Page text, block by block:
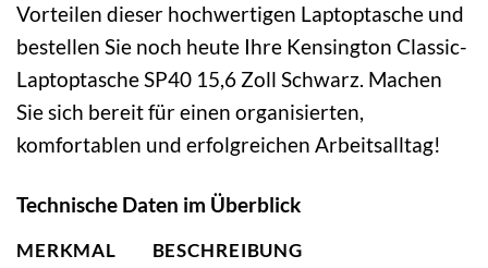
Vorteilen dieser hochwertigen Laptoptasche und
bestellen Sie noch heute Ihre Kensington Classic-
Laptoptasche SP40 15,6 Zoll Schwarz. Machen
Sie sich bereit für einen organisierten,
komfortablen und erfolgreichen Arbeitsalltag!
Technische Daten im Überblick
MERKMAL BESCHREIBUNG